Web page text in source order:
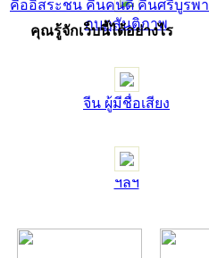
คืออิสระชน คืนคนดี คืนศรีบูรพา
คุณรู้จักเว็บนี้ได้อย่างไร
กบฏสันติภาพ
จีน ผู้มีชื่อเสียง
ฯลฯ